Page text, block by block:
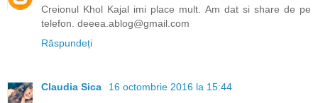
Creionul Khol Kajal imi place mult. Am dat si share de pe
telefon. deeea.ablog@gmail.com
Răspundeți
Claudia Sica
16 octombrie 2016 la 15:44